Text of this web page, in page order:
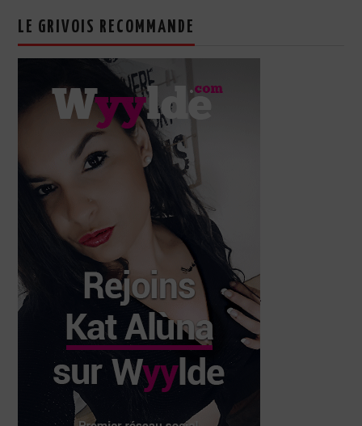
LE GRIVOIS RECOMMANDE